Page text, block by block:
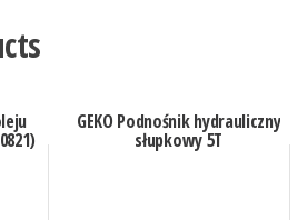
GEKO Podnośnik hydrauliczny
słupkowy 5T